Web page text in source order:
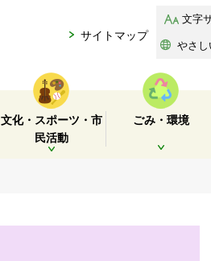
サイトマップ
文字
やさし
文化・スポーツ・市
民活動
ごみ・環境